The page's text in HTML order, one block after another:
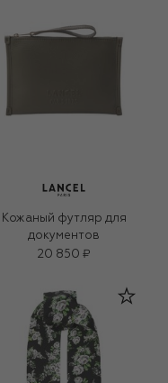
Кожаный футляр для
документов
20 850 ₽